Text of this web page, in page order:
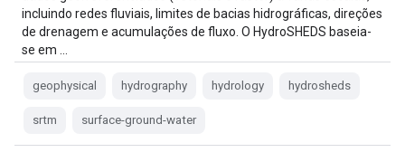
incluindo redes fluviais, limites de bacias hidrográficas, direções
de drenagem e acumulações de fluxo. O HydroSHEDS baseia-
se em …
geophysical hydrography hydrology hydrosheds
srtm surface-ground-water